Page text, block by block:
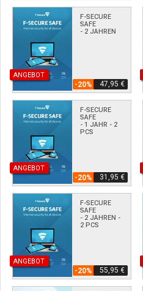
F-SECURE
SAFE
- 2 JAHREN
ANGEBOT
-20% 47,95 €
F-SECURE
SAFE
- 1 JAHR - 2
PCS
ANGEBOT
-20% 31,95 €
F-SECURE
SAFE
- 2 JAHREN -
2 PCS
ANGEBOT
-20% 55,95 €